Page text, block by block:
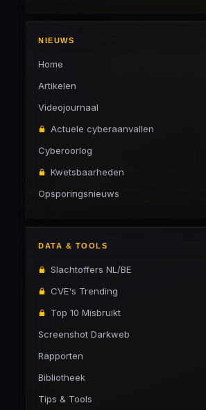
NIEUWS
Home
Artikelen
Videojournaal
Actuele cyberaanvallen
Cyberoorlog
Kwetsbaarheden
Opsporingsnieuws
DATA & TOOLS
Slachtoffers NL/BE
CVE's Trending
Top 10 Misbruikt
Screenshot Darkweb
Rapporten
Bibliotheek
Tips & Tools